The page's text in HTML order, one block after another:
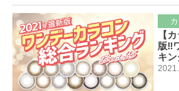
【
版‼
キ